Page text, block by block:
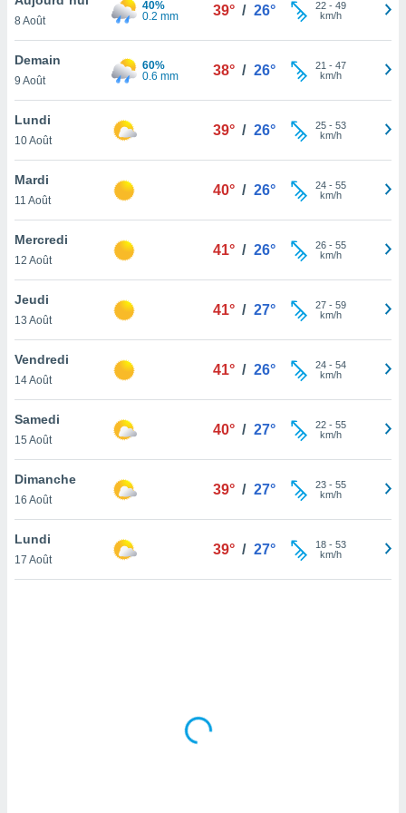
et
»,
au
vous
qu'ils
ou
le
ainsi
un
la
du
en
de
8 Août
40%
0.2 mm
39° / 26° 22- 49
km/h
Demain
9 Août
60%
0.6 mm
38° / 26° 21 - 47
km/h
Lundi
10 Août
39° / 26° 25- 53
km/h
Mardi
11 Août
40° / 26° 24- 55
km/h
Mercredi
12 Août
41° / 26° 26- 55
km/h
Jeudi
13 Août
41° / 27° 27- 59
km/h
Vendredi
14 Août
41° / 26° 24- 54
km/h
Samedi
15 Août
40° / 27° 22- 55
km/h
Dimanche
16 Août
39° / 27° 23- 55
km/h
Lundi
17 Août
39° / 27° 18- 53
km/h